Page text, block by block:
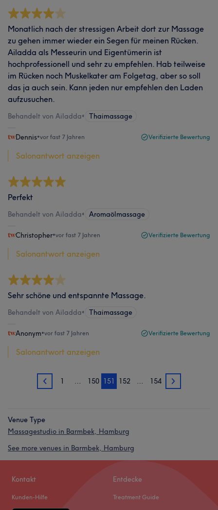
Monatlich nach der stressigen Arbeit dort zur Massage
zu gehen immer wieder ein Segen für meinen Rücken.
Ailadda als Messeurin und Eigentümerin ist
hochprofessionell und sehr zu empfehlen. Hab teilweise
im Rücken noch Muskelkater am Folgetag, aber so soll
das ja auch sein. Kann jeden nur empfehlen den Laden
aufzusuchen.
Behandelt von Ailadda• Thaimassage
Dennis•vor fast 7 Jahren Verifizierte Bewertung
Salonantwort anzeigen
Perfekt
Behandelt von Ailadda• Aromaölmassage
Christopher•vor fast 7 Jahren Verifizierte Bewertung
Salonantwort anzeigen
Sehr schöne und entspannte Massage.
Behandelt von Ailadda• Thaimassage
Anonym•vor fast 7 Jahren Verifizierte Bewertung
Salonantwort anzeigen
150 1 … 150 151 152 … 154 152
Venue Type
Massagestudio in Barmbek, Hamburg
See more venues in Barmbek, Hamburg
Kontakt
Kunden-Hilfe
Entdecke
Treatment Guide